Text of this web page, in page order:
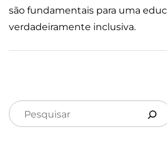
são fundamentais para uma
verdadeiramente inclusiva.